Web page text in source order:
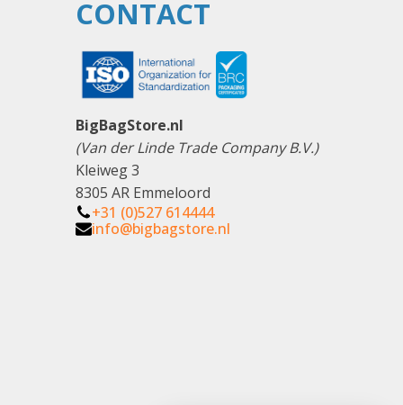
CONTACT
BigBagStore.nl
(Van der Linde Trade Company B.V.)
Kleiweg 3
8305 AR Emmeloord
+31 (0)527 614444
info@bigbagstore.nl